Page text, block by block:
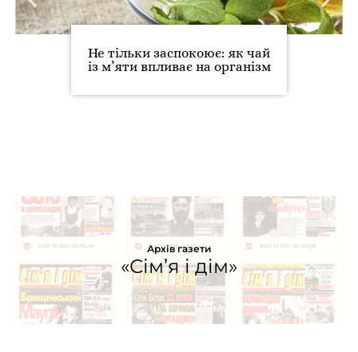
Не тільки заспокоює: як чай
із м’яти впливає на організм
Архів газети
«Сім’я і дім»